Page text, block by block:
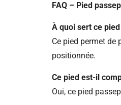
FAQ – Pied
À quoi sert ce
Ce pied permet de
positionnée.
Ce pied est-il
Oui, ce pied